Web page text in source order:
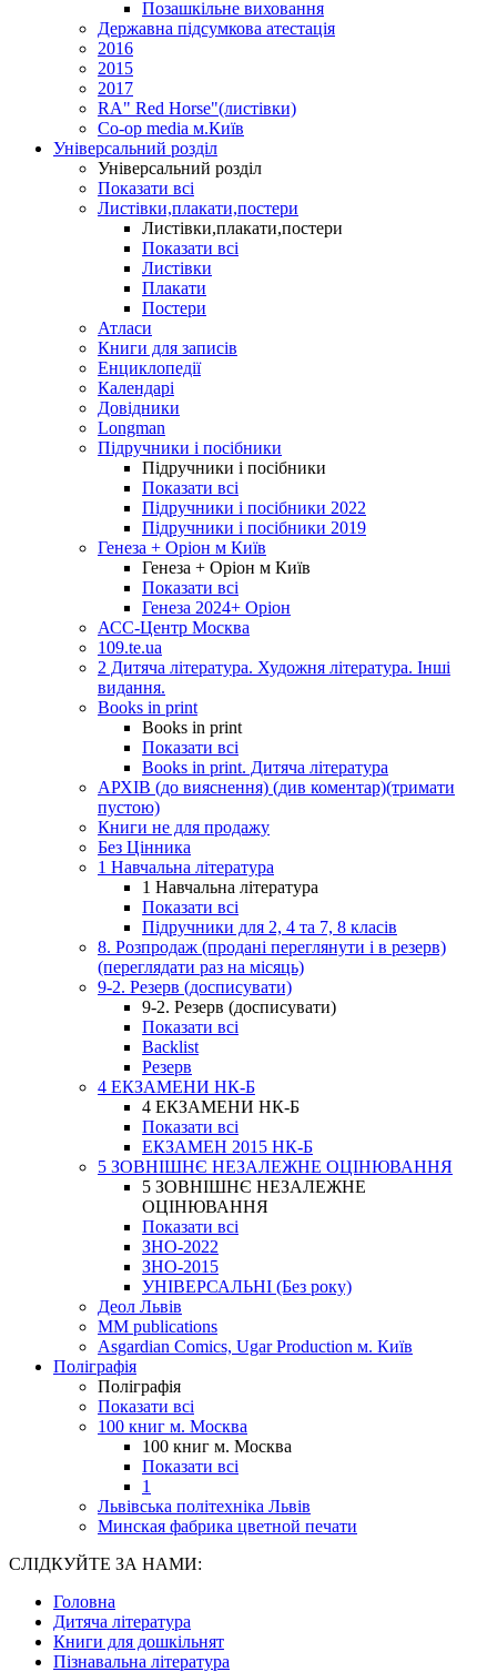
Позашкільне виховання
Державна підсумкова атестація
2016
2015
2017
RA" Red Horse"(листівки)
Co-op media м.Київ
Універсальний розділ
Універсальний розділ
Показати всі
Листівки,плакати,постери
Листівки,плакати,постери
Показати всі
Листівки
Плакати
Постери
Атласи
Книги для записів
Енциклопедії
Календарі
Довідники
Longman
Підручники і посібники
Підручники і посібники
Показати всі
Підручники і посібники 2022
Підручники і посібники 2019
Генеза + Оріон м Київ
Генеза + Оріон м Київ
Показати всі
Генеза 2024+ Оріон
АСС-Центр Москва
109.te.ua
2 Дитяча література. Художня література. Інші
видання.
Books in print
Books in print
Показати всі
Books in print. Дитяча література
АРХІВ (до вияснення) (див коментар)(тримати
пустою)
Книги не для продажу
Без Цінника
1 Навчальна література
1 Навчальна література
Показати всі
Підручники для 2, 4 та 7, 8 класів
8. Розпродаж (продані переглянути і в резерв)
(переглядати раз на місяць)
9-2. Резерв (досписувати)
9-2. Резерв (досписувати)
Показати всі
Backlist
Резерв
4 ЕКЗАМЕНИ НК-Б
4 ЕКЗАМЕНИ НК-Б
Показати всі
ЕКЗАМЕН 2015 НК-Б
5 ЗОВНІШНЄ НЕЗАЛЕЖНЕ ОЦІНЮВАННЯ
5 ЗОВНІШНЄ НЕЗАЛЕЖНЕ
ОЦІНЮВАННЯ
Показати всі
ЗНО-2022
ЗНО-2015
УНІВЕРСАЛЬНІ (Без року)
Деол Львів
MM publications
Asgardian Comics, Ugar Production м. Київ
Поліграфія
Поліграфія
Показати всі
100 книг м. Москва
100 книг м. Москва
Показати всі
1
Львівська політехніка Львів
Минская фабрика цветной печати
СЛІДКУЙТЕ ЗА НАМИ:
Головна
Дитяча література
Книги для дошкільнят
Пізнавальна література